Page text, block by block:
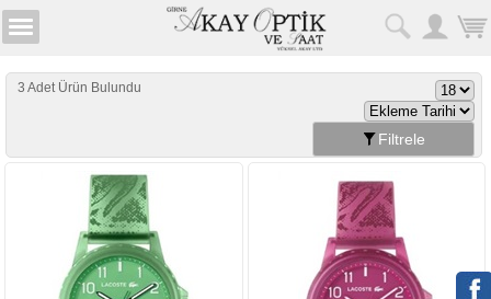
3 Adet Ürün Bulundu
Filtrele